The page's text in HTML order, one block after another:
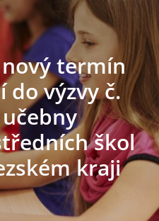
termín
výzvy č.
škol
kraji